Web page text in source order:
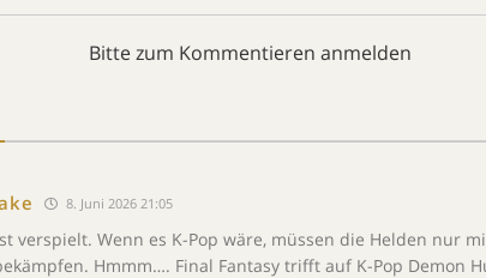
Bitte zum Kommentieren anmelden
8. Juni 2026 21:05
verspielt. Wenn es K-Pop wäre, müssen die Helden nur
Hmmm…. Final Fantasy trifft auf K-Pop Demon